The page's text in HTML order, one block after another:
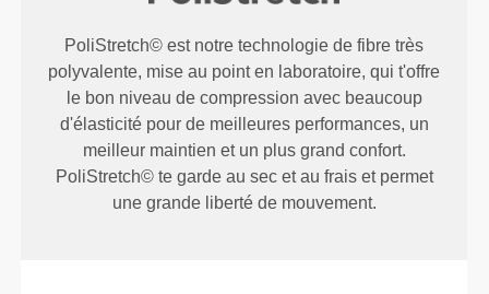
PoliStretch© est notre technologie de fibre très
polyvalente, mise au point en laboratoire, qui t'offre
le bon niveau de compression avec beaucoup
d'élasticité pour de meilleures performances, un
meilleur maintien et un plus grand confort.
PoliStretch© te garde au sec et au frais et permet
une grande liberté de mouvement.